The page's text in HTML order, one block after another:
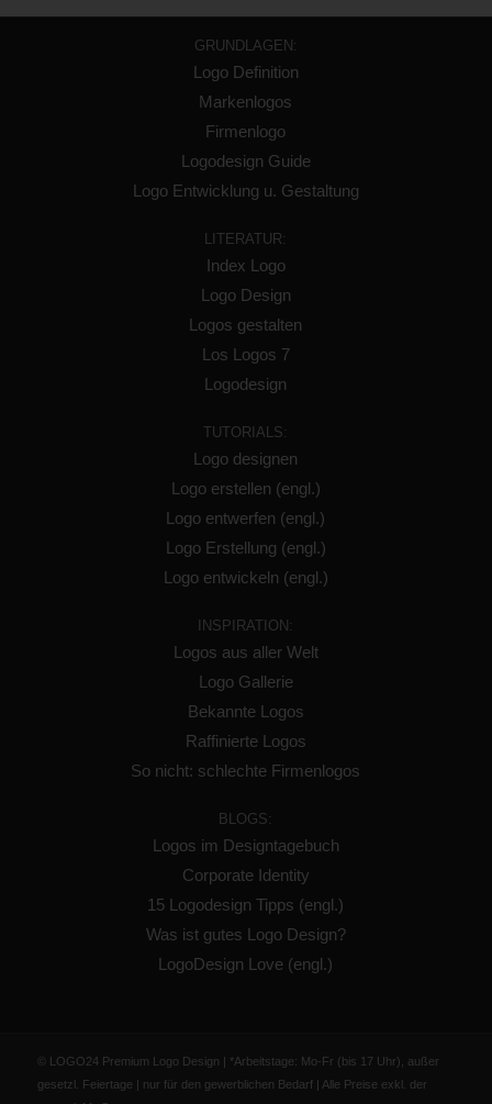
GRUNDLAGEN:
Logo Definition
Markenlogos
Firmenlogo
Logodesign Guide
Logo Entwicklung u. Gestaltung
LITERATUR:
Index Logo
Logo Design
Logos gestalten
Los Logos 7
Logodesign
TUTORIALS:
Logo designen
Logo erstellen (engl.)
Logo entwerfen (engl.)
Logo Erstellung (engl.)
Logo entwickeln (engl.)
INSPIRATION:
Logos aus aller Welt
Logo Gallerie
Bekannte Logos
Raffinierte Logos
So nicht: schlechte Firmenlogos
BLOGS:
Logos im Designtagebuch
Corporate Identity
15 Logodesign Tipps (engl.)
Was ist gutes Logo Design?
LogoDesign Love (engl.)
© LOGO24 Premium Logo Design | *Arbeitstage: Mo-Fr (bis 17 Uhr), außer
gesetzl. Feiertage | nur für den gewerblichen Bedarf | Alle Preise exkl. der